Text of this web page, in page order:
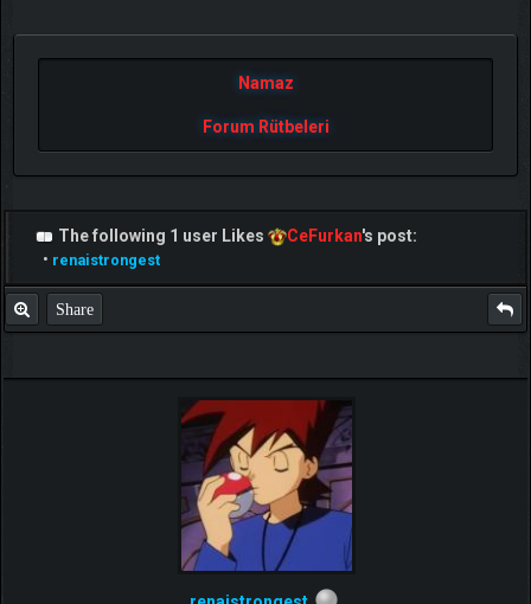
Namaz
Forum Rütbeleri
The following 1 user Likes CeFurkan's post:
• renaistrongest
Share